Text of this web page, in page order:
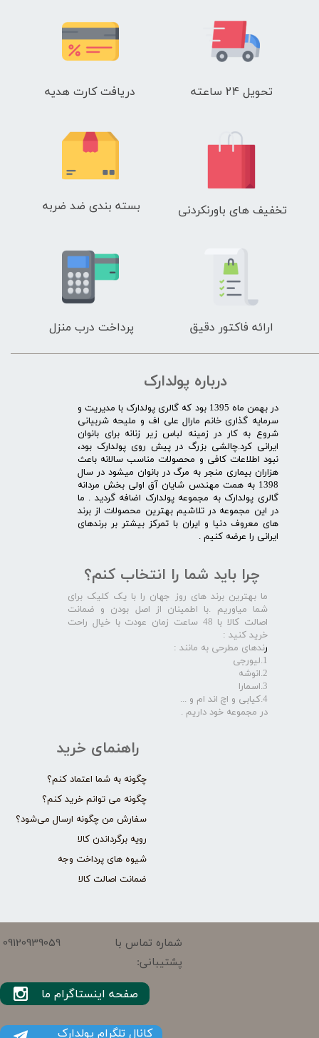
تحویل 24 ساعته دریافت کارت هدیه
تخفیف های باورنکردنی بسته بندی ضد ضربه
ارائه فاکتور دقیق پرداخت درب منزل
درباره پولدارک
در بهمن ماه 1395 بود که گالری پولدارک با مدیریت و
سرمایه گذاری خانم مارال علی اف و ملیحه شربیانی
شروع به کار در زمینه لباس زیر زنانه برای بانوان
ایرانی کرد.چالشی بزرگ در پیش روی پولدارک بود،
نبود اطلاعات کافی و محصولات مناسب سالانه باعث
هزاران بیماری منجر به مرگ در بانوان میشود در سال
1398 به همت مهندس شایان آق اولی بخش مردانه
گالری پولدارک به مجموعه پولدارک اضافه گردید . ما
در این مجموعه در تلاشیم بهترین محصولات از برند
های معروف دنیا و ایران با تمرکز بیشتر بر برندهای
ایرانی را عرضه کنیم .​​​​​​​
راهنمای خرید
چگونه به شما اعتماد کنم؟
چگونه می توانم خرید کنم؟
سفارش من چگونه ارسال می‌شود؟
رویه برگرداندن کالا
شیوه های پرداخت وجه
ضمانت اصالت کالا
چرا باید شما را انتخاب کنم؟
ما بهترین برند های روز جهان را با یک کلیک برای
شما میاوریم .با اطمینان از اصل بودن و ضمانت
اصالت کالا با 48 ساعت زمان عودت با خیال راحت
خرید کنید :
رندهای مطرحی به مانند :
1.لیورجی
2.انوشه
3.اسمارا
4.کیابی و اچ اند ام و ...
در مجموعه خود داریم .​​​​​​​
شماره تماس با
پشتیبانی:
09120939059
کانال تلگرام پولدارک
صفحه اینستاگرام ما